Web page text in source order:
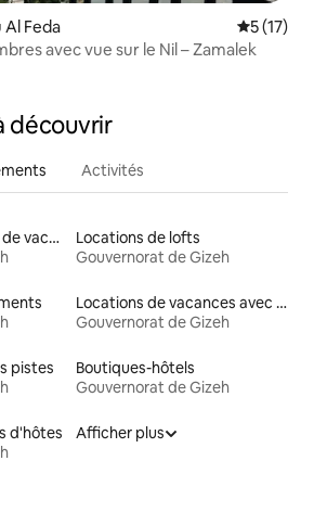
Feda
5 (17)
avec vue sur le Nil – Zamalek
découvrir
Activités
Location de maisons de vacances
Locations de lofts
Gouvernorat de Gizeh
Locations de vacances avec piscine
Gouvernorat de Gizeh
pistes
Boutiques-hôtels
Gouvernorat de Gizeh
d'hôtes
Afficher plus